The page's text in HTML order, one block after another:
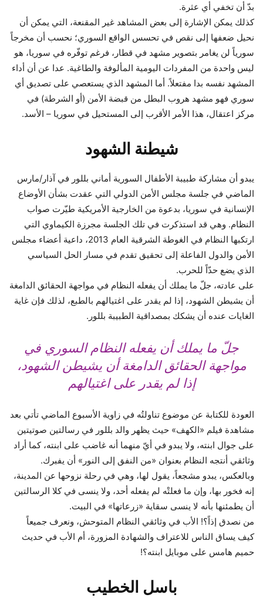
بدّ أن تخفي أي عثرة.
كذلك يمكن الإشارة إلى بعض المشاهد غير المقنعة، التي يمكن أن
نحيل ضعفها إلى نقص في تحسس الواقع السوري؛ نحسب أن مخرجاً
سورياً لن يغامر بتصوير مشهد في قطار، فرغم توفّره في سوريا، هو
ليس واحدة من المفردات اليومية المألوفة والطاغية. عدا عن أن أداء
المشهد نفسه بدا مفتعلاً. أما المشهد الذي يستعصي على تصديق أي
سوري فهو مشهد هروب البطل من قبضة الأمن (أو الشرطة) في
مركز اعتقال، هذا الأمر الأقرب إلى المستحيل في سوريا – الأسد.
شيطنة الشهود
يبدو أن مشاركة طبيبة الأطفال السورية أماني بللور في آذار/مارس
الماضي في جلسة مجلس الأمن الدولي التي عقدت بشأن الأوضاع
الإنسانية في سوريا، بدعوة من الخارجية الأمريكية طيّرت صواب
النظام. وهي قد استذكرت في تلك الجلسة مجرزة الكيماوي التي
ارتكبها النظام في الغوطة الشرقية العام 2013، داعية أعضاء مجلس
الأمن والدول الفاعلة إلى تحقيق تقدم في مسار الحل السياسي
الذي يضع حدّاً للحرب.
على عادته، جلّ ما يملك أن يفعله النظام في مواجهة الحقائق الدامغة
أن يشيطن الشهود، إذا لم يقدر على اغتيالهم بالطبع، لذلك فإن غاية
الغايات عنده أن يشكك بمصداقية الطبيبة بللور.
جلّ ما يملك أن يفعله النظام السوري في
مواجهة الحقائق الدامغة أن يشيطن الشهود،
إذا لم يقدر على اغتيالهم
العودة للكتابة عن موضوع تناولتُه في زاوية الأسبوع الماضي تأتي بعد
مشاهدة فيلم «الكهف» حيث يظهر والد بللور في رسالتين صوتيتين
على جوال ابنته، ولا يبدو في أيّ منهما أنه غاضب على ابنته، كما أراد
وثائقي أنتجه النظام بعنوان «من النفق إلى النور» أن يفبرك.
وبالعكس، يبدو مشجعاً، يقول لها، وهي في رحلة نزوحها عن المدينة،
إنه فخور بها، وإن ما فعلتْه لم يفعله أحد، ولا ينسى في كلا الرسالتين
أن يطمئنها بأنه لا ينسى سقاية «زرعاتها» في البيت.
من نصدق إذاً؟! الأب في وثائقي النظام المتوحش، ونعرف جميعاً
كيف يساق الناس للاعتراف والشهادة المزورة، أم الأب في حديث
حميم هامس على موبايل ابنته؟!
باسل الخطيب